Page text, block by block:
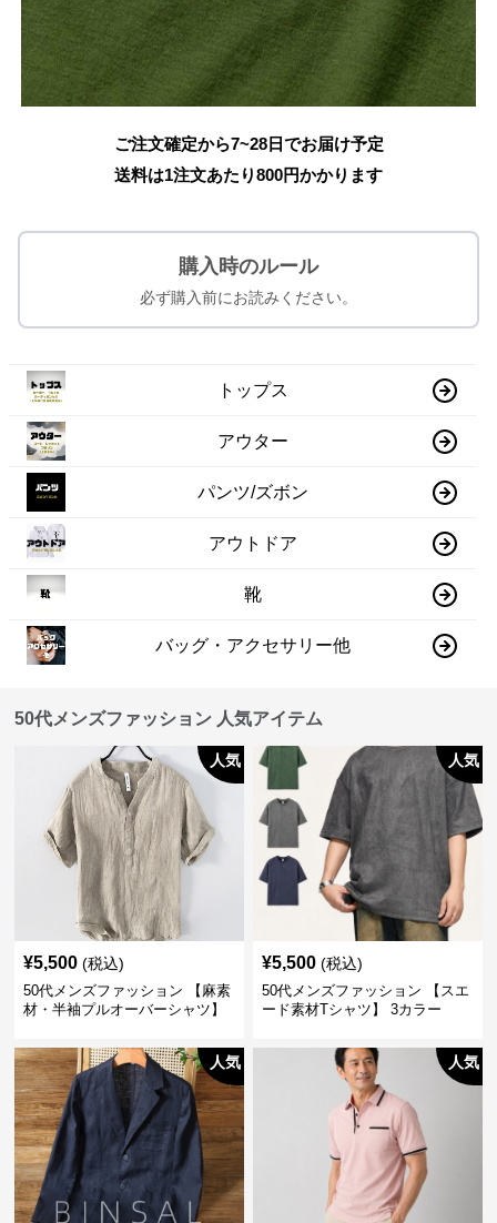
ご注文確定から7~28日でお届け予定
送料は1注文あたり800円かかります
購入時のルール
必ず購入前にお読みください。
トップス
アウター
パンツ/ズボン
アウトドア
靴
バッグ・アクセサリー他
50代メンズファッション 人気アイテム
人気
¥5,500 (税込)
50代メンズファッション 【麻素
材・半袖プルオーバーシャツ】
人気
¥5,500 (税込)
50代メンズファッション 【スエ
ード素材Tシャツ】 3カラー
人気 人気